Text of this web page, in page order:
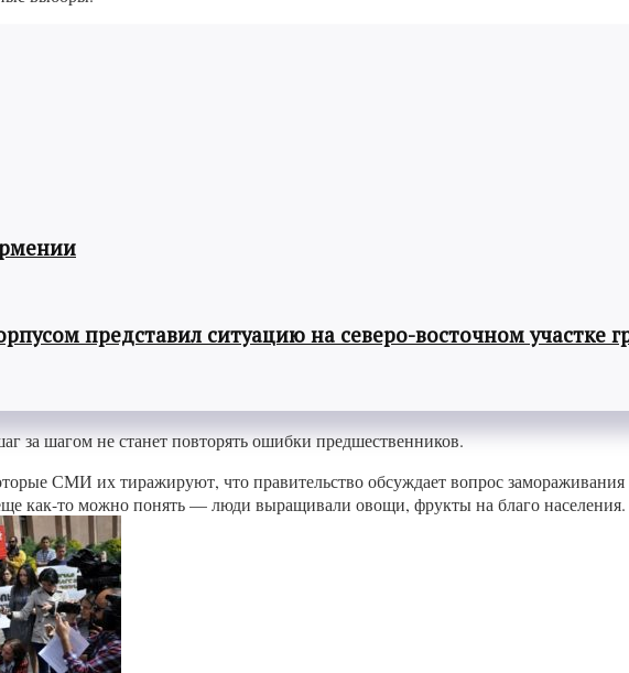
представил ситуацию на северо-восточном участке
за шагом не станет повторять ошибки предшественников.
СМИ их тиражируют, что правительство обсуждает вопрос
как-то можно понять — люди выращивали овощи, фрукты на благо